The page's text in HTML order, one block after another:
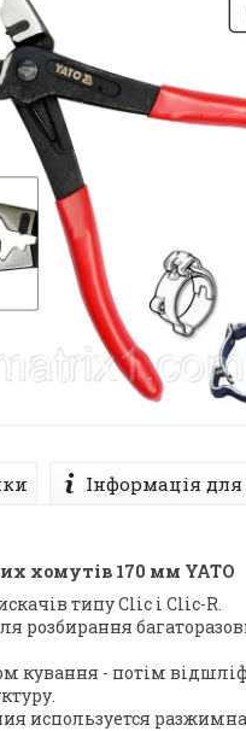
Інформація
хомутів 170 мм YATO
типу Clic і Clic-R.
розбирання
кування - потім
используется